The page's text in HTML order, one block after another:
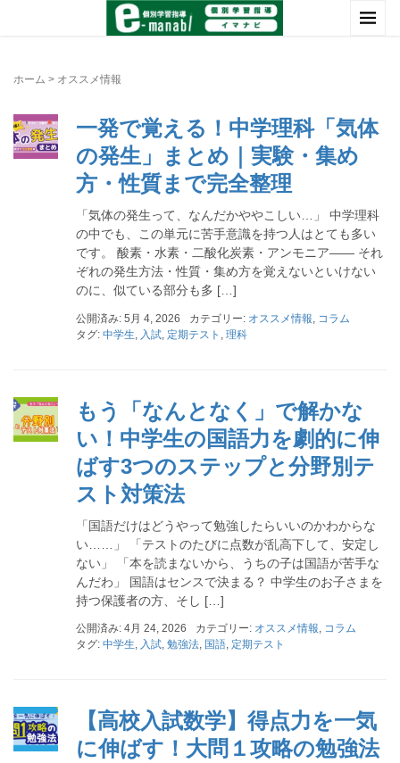
ホーム > オススメ情報
一発で覚える！中学理科「気体
の発生」まとめ｜実験・集め
方・性質まで完全整理
「気体の発生って、なんだかややこしい…」 中学理科
の中でも、この単元に苦手意識を持つ人はとても多い
です。 酸素・水素・二酸化炭素・アンモニア―― それ
ぞれの発生方法・性質・集め方を覚えないといけない
のに、似ている部分も多 […]
公開済み: 5月 4, 2026 カテゴリー: オススメ情報
コラム
タグ: 中学生 入試 定期テスト 理科
もう「なんとなく」で解かな
い！中学生の国語力を劇的に伸
ばす3つのステップと分野別テ
スト対策法
「国語だけはどうやって勉強したらいいのかわからな
い……」 「テストのたびに点数が乱高下して、安定し
ない」 「本を読まないから、うちの子は国語が苦手な
んだわ」 国語はセンスで決まる？ 中学生のお子さまを
持つ保護者の方、そし […]
公開済み: 4月 24, 2026 カテゴリー: オススメ情報, コラム
タグ: 中学生, 入試, 勉強法, 国語, 定期テスト
【高校入試数学】得点力を一気
に伸ばす！大問１攻略の勉強法